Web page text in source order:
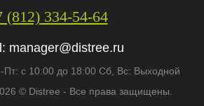
(812) 334-54-64
manager@distree.ru
с 10:00 до 18:00 Сб, Вс: Выходной
© Distree - Все права защищены.